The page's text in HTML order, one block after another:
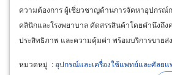
ความต้องการ ผู้เชี่ยวชาญด้านการจัดหาอุปกรณ์
คลินิกและโรงพยาบาล คัดสรรสินค้าโดยคำนึงถึ
ประสิทธิภาพ และความคุ้มค่า พร้อมบริการขาย
หมวดหมู่ : อุปกรณ์และเครื่องใช้แพทย์และศัลย